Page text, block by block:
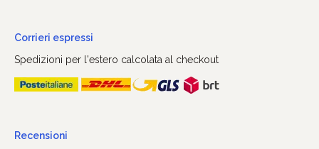
Corrieri espressi
Spedizioni per l'estero calcolata al checkout
Recensioni